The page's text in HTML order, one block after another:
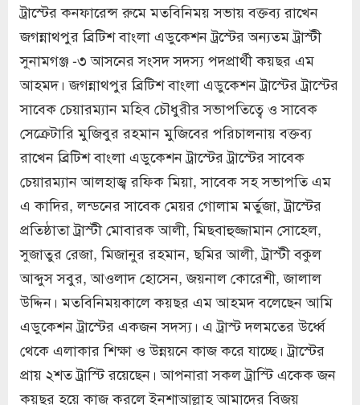
ট্রাস্টের কনফারেন্স রুমে মতবিনিময় সভায় বক্তব্য রাখেন
জগন্নাথপুর ব্রিটিশ বাংলা এডুকেশন ট্রস্টের অন্যতম ট্রাস্টী
সুনামগঞ্জ -৩ আসনের সংসদ সদস্য পদপ্রার্থী কয়ছর এম
আহমদ। জগন্নাথপুর ব্রিটিশ বাংলা এডুকেশন ট্রাস্টের ট্রাস্টের
সাবেক চেয়ারম্যান মহিব চৌধুরীর সভাপতিত্বে ও সাবেক
সেক্রেটারি মুজিবুর রহমান মুজিবের পরিচালনায় বক্তব্য
রাখেন ব্রিটিশ বাংলা এডুকেশন ট্রাস্টের ট্রাস্টের সাবেক
চেয়ারম্যান আলহাজ্ব রফিক মিয়া, সাবেক সহ সভাপতি এম
এ কাদির, লন্ডনের সাবেক মেয়র গোলাম মর্তুজা, ট্রাস্টের
প্রতিষ্ঠাতা ট্রাস্টী মোবারক আলী, মিছবাহুজ্জামান সোহেল,
সুজাতুর রেজা, মিজানুর রহমান, ছমির আলী, ট্রাস্টী বকুল
আব্দুস সবুর, আওলাদ হোসেন, জয়নাল কোরেশী, জালাল
উদ্দিন। মতবিনিময়কালে কয়ছর এম আহমদ বলেছেন আমি
এডুকেশন ট্রাস্টের একজন সদস্য। এ ট্রাস্ট দলমতের উর্ধ্বে
থেকে এলাকার শিক্ষা ও উন্নয়নে কাজ করে যাচ্ছে। ট্রাস্টের
প্রায় ২শত ট্রাস্টি রয়েছেন। আপনারা সকল ট্রাস্টি একেক জন
কয়ছর হয়ে কাজ করলে ইনশাআল্লাহ আমাদের বিজয়